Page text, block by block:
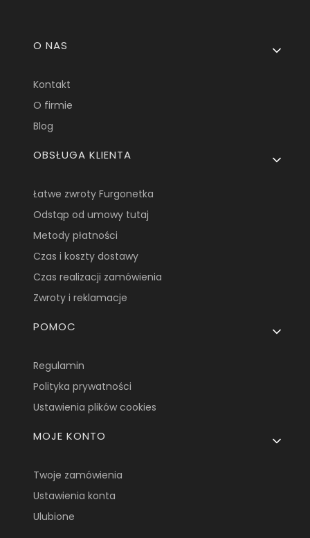
Linki w stopce
O NAS
Kontakt
O firmie
Blog
OBSŁUGA KLIENTA
Łatwe zwroty Furgonetka
Odstąp od umowy tutaj
Metody płatności
Czas i koszty dostawy
Czas realizacji zamówienia
Zwroty i reklamacje
POMOC
Regulamin
Polityka prywatności
Ustawienia plików cookies
MOJE KONTO
Twoje zamówienia
Ustawienia konta
Ulubione